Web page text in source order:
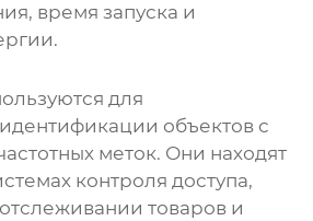
время запуска и
для
объектов с
меток. Они находят
контроля доступа,
товаров и